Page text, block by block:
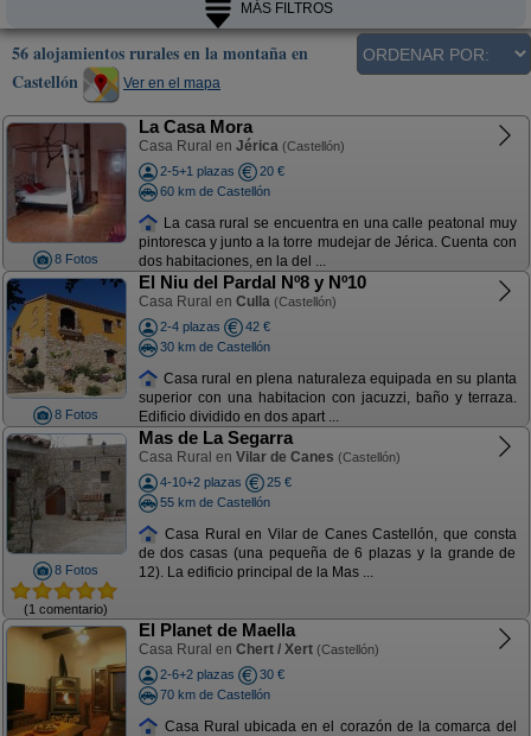
MÁS FILTROS
56 alojamientos rurales en la montaña en
Castellón
Ver en el mapa
8 Fotos
La Casa Mora
Casa Rural en Jérica (Castellón)
2-5+1 plazas
20 €
60 km de Castellón
La casa rural se encuentra en una calle peatonal muy
pintoresca y junto a la torre mudejar de Jérica. Cuenta con
dos habitaciones, en la del ...
8 Fotos
El Niu del Pardal Nº8 y Nº10
Casa Rural en Culla (Castellón)
2-4 plazas
42 €
30 km de Castellón
Casa rural en plena naturaleza equipada en su planta
superior con una habitacion con jacuzzi, baño y terraza.
Edificio dividido en dos apart ...
8 Fotos
(1 comentario)
Mas de La Segarra
Casa Rural en Vilar de Canes (Castellón)
4-10+2 plazas
25 €
55 km de Castellón
Casa Rural en Vilar de Canes Castellón, que consta
de dos casas (una pequeña de 6 plazas y la grande de
12). La edificio principal de la Mas ...
El Planet de Maella
Casa Rural en Chert / Xert (Castellón)
2-6+2 plazas
30 €
70 km de Castellón
Casa Rural ubicada en el corazón de la comarca del